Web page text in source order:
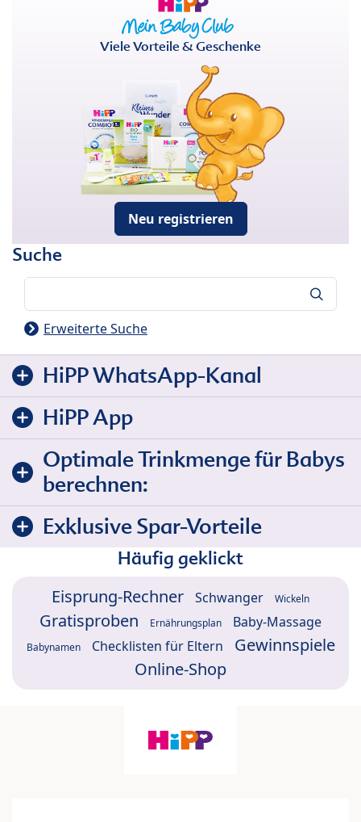
Viele Vorteile & Geschenke
Neu registrieren
Suche
Erweiterte Suche
HiPP WhatsApp-Kanal
HiPP App
Optimale Trinkmenge für Babys
berechnen:
Exklusive Spar-Vorteile
Häufig geklickt
Eisprung-Rechner Schwanger Wickeln
Gratisproben Ernährungsplan Baby-Massage
Babynamen Checklisten für Eltern
Gewinnspiele
Online-Shop